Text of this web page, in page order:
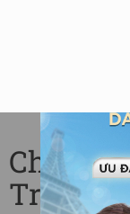
Chủ đề:
Trang